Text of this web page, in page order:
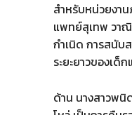
สำหรับหน่วยงา
แพทย์สุเทพ วาณิ
กำเนิด การสนับ
ระยะยาวของเด็
ด้าน นางสาวพนิ